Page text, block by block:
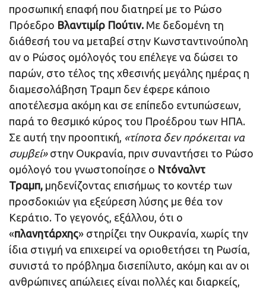
προσωπική επαφή που διατηρεί με το Ρώσο
Πρόεδρο Βλαντιμίρ Πούτιν. Με δεδομένη τη
διάθεσή του να μεταβεί στην Κωνσταντινούπολη
αν ο Ρώσος ομόλογός του επέλεγε να δώσει το
παρών, στο τέλος της χθεσινής μεγάλης ημέρας η
διαμεσολάβηση Τραμπ δεν έφερε κάποιο
αποτέλεσμα ακόμη και σε επίπεδο εντυπώσεων,
παρά το θεσμικό κύρος του Προέδρου των ΗΠΑ.
Σε αυτή την προοπτική, «τίποτα δεν πρόκειται να
συμβεί»στην Ουκρανία, πριν συναντήσει το Ρώσο
ομόλογό του γνωστοποίησε ο Ντόναλντ
Τραμπ, μηδενίζοντας επισήμως το κοντέρ των
προσδοκιών για εξεύρεση λύσης με θέα τον
Κεράτιο. Το γεγονός, εξάλλου, ότι ο
«πλανητάρχης» στηρίζει την Ουκρανία, χωρίς την
ίδια στιγμή να επιχειρεί να οριοθετήσει τη Ρωσία,
συνιστά το πρόβλημα δισεπίλυτο, ακόμη και αν οι
ανθρώπινες απώλειες είναι πολλές και διαρκείς,